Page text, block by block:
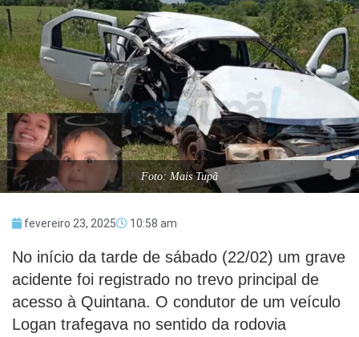
Foto: Mais Tupã
fevereiro 23, 2025 10:58 am
No início da tarde de sábado (22/02) um grave
acidente foi registrado no trevo principal de
acesso à Quintana. O condutor de um veículo
Logan trafegava no sentido da rodovia